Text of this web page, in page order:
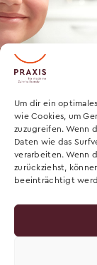
Um dir ein
wie Cookies, um
zuzugreifen. Wenn
Daten wie das
verarbeiten. Wenn
zurückziehst,
beeinträchtigt